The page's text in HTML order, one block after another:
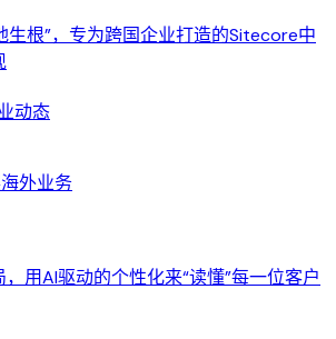
生根”，专为跨国企业打造的Sitecore中
动态
用AI驱动的个性化来“读懂”每一位客户